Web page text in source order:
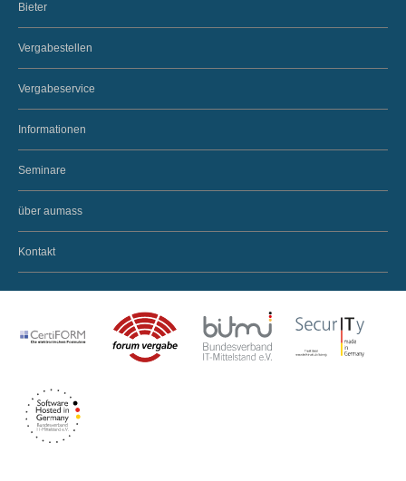
Bieter
Vergabestellen
Vergabeservice
Informationen
Seminare
über aumass
Kontakt